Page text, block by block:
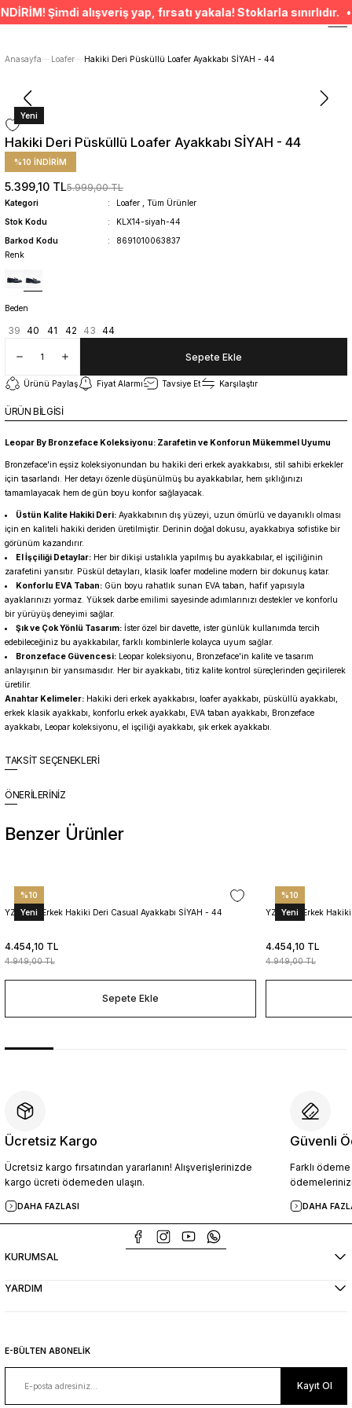
Şimdi alışveriş yap, fırsatı yakala! Stoklarla
ÜCRETSİZ TESLİMAT İMKANI
SÜRDÜRÜLEBİLİR ÜRÜNLER
SÜRDÜRÜLEBİLİR ÜRÜNLER
Anasayfa Loafer Hakiki Deri Püsküllü Loafer Ayakkabı SİYAH - 44
Yeni
Hakiki Deri Püsküllü Loafer Ayakkabı SİYAH - 44
%10 İNDİRİM
5.399,10 TL5.999,00 TL
Kategori Loafer
Tüm Ürünler
Stok Kodu
KLX14-siyah-44
Barkod Kodu
8691010063837
Renk
Beden
39 40 41 42 43 44
Sepete Ekle
Ürünü Paylaş Fiyat Alarmı Tavsiye Et Karşılaştır
ÜRÜN BİLGİSİ
Leopar By Bronzeface Koleksiyonu: Zarafetin ve Konforun Mükemmel Uyumu
Bronzeface'in eşsiz koleksiyonundan bu hakiki deri erkek ayakkabısı, stil sahibi erkekler
için tasarlandı. Her detayı özenle düşünülmüş bu ayakkabılar, hem şıklığınızı
tamamlayacak hem de gün boyu konfor sağlayacak.
Üstün Kalite Hakiki Deri: Ayakkabının dış yüzeyi, uzun ömürlü ve dayanıklı olması
için en kaliteli hakiki deriden üretilmiştir. Derinin doğal dokusu, ayakkabıya sofistike bir
görünüm kazandırır.
El İşçiliği Detaylar: Her bir dikişi ustalıkla yapılmış bu ayakkabılar, el işçiliğinin
zarafetini yansıtır. Püskül detayları, klasik loafer modeline modern bir dokunuş katar.
Konforlu EVA Taban: Gün boyu rahatlık sunan EVA taban, hafif yapısıyla
ayaklarınızı yormaz. Yüksek darbe emilimi sayesinde adımlarınızı destekler ve konforlu
bir yürüyüş deneyimi sağlar.
Şık ve Çok Yönlü Tasarım: İster özel bir davette, ister günlük kullanımda tercih
edebileceğiniz bu ayakkabılar, farklı kombinlerle kolayca uyum sağlar.
Bronzeface Güvencesi: Leopar koleksiyonu, Bronzeface'in kalite ve tasarım
anlayışının bir yansımasıdır. Her bir ayakkabı, titiz kalite kontrol süreçlerinden geçirilerek
üretilir.
Anahtar Kelimeler: Hakiki deri erkek ayakkabısı, loafer ayakkabı, püsküllü ayakkabı,
erkek klasik ayakkabı, konforlu erkek ayakkabı, EVA taban ayakkabı, Bronzeface
ayakkabı, Leopar koleksiyonu, el işçiliği ayakkabı, şık erkek ayakkabı.
TAKSİT SEÇENEKLERİ
ÖNERİLERİNİZ
Benzer Ürünler
%10
Yeni
YZN1014 Erkek Hakiki Deri Casual Ayakkabı SİYAH - 44
4.454,10 TL
4.949,00 TL
Sepete Ekle
%10
Yeni
YZN1014 Erkek
4.454,10 TL
4.949,00 TL
Ücretsiz Kargo
Ücretsiz kargo fırsatından yararlanın! Alışverişlerinizde
kargo ücreti ödemeden ulaşın.
DAHA FAZLASI
Güvenli
Farklı
DAHA
KURUMSAL
YARDIM
E-BÜLTEN ABONELİK
Kayıt Ol